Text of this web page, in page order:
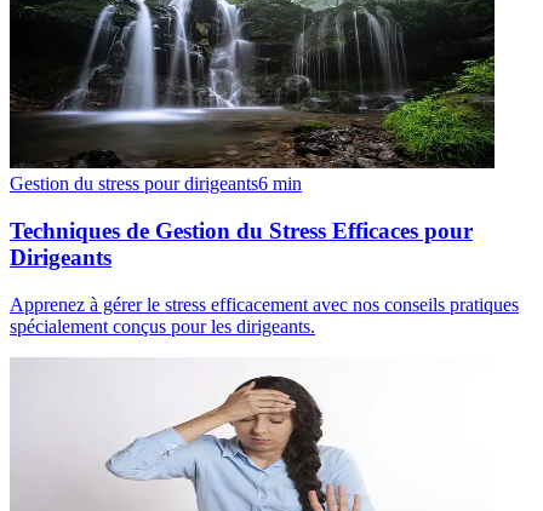
Gestion du stress pour dirigeants6 min
Techniques de Gestion du Stress Efficaces pour
Dirigeants
Apprenez à gérer le stress efficacement avec nos conseils pratiques
spécialement conçus pour les dirigeants.